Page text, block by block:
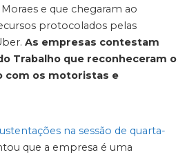
e que chegaram ao
protocolados pelas
As empresas contestam
Trabalho que reconheceram o
com os motoristas e
na sessão de quarta-
que a empresa é uma